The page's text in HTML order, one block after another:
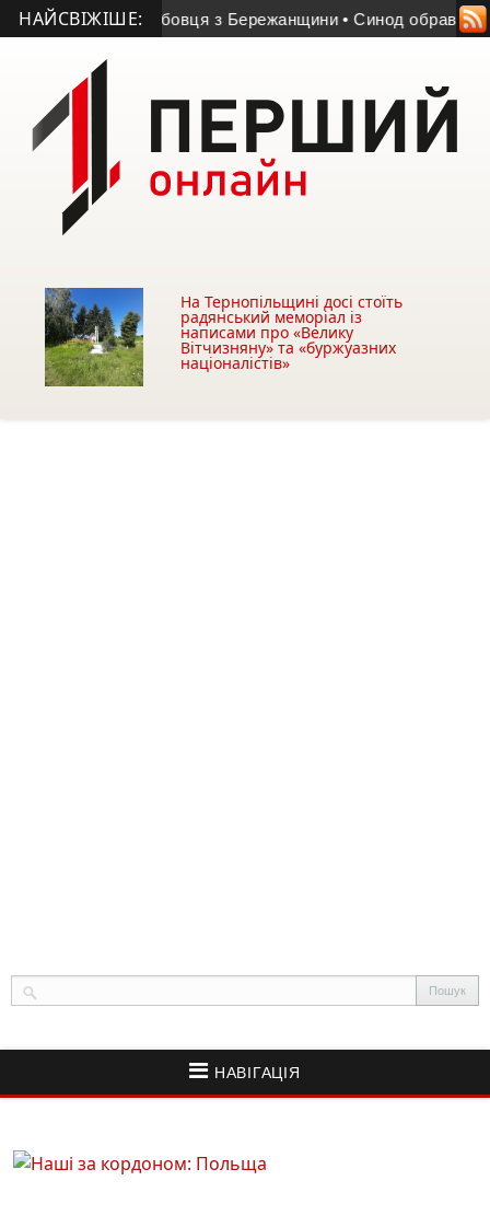
НАЙСВІЖІШЕ: з Бережанщини • Синод обрав єпископа
На Тернопільщині досі стоїть
радянський меморіал із
написами про «Велику
Вітчизняну» та «буржуазних
націоналістів»
НАВІГАЦІЯ